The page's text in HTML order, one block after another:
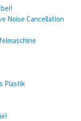
Noise Cancellation
Plastik